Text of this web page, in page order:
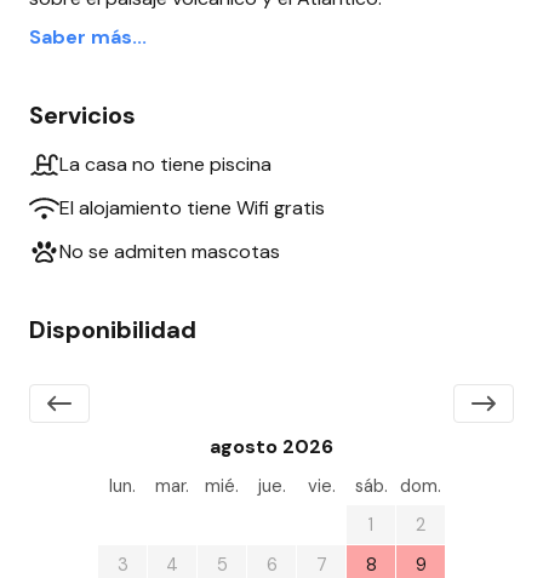
Saber más...
Servicios
La casa no tiene piscina
El alojamiento tiene Wifi gratis
No se admiten mascotas
Disponibilidad
agosto 2026
lun. mar. mié. jue. vie. sáb. dom.
1
2
3
4 5 6 7 8
9